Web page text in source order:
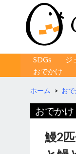
コンテンツへ移動
SDGs ジ
おでかけ
ホーム > お
おでかけ
鰻2